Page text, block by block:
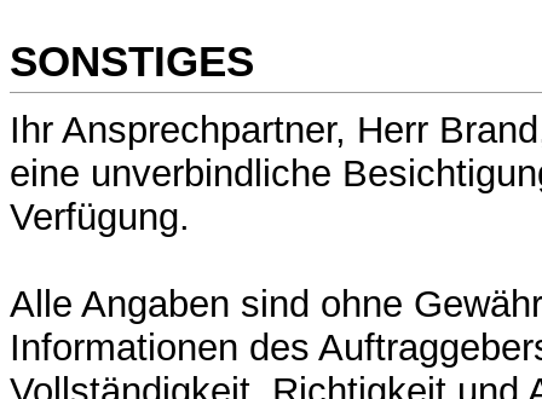
SONSTIGES
Ihr Ansprechpartner, Herr
eine unverbindliche
Verfügung.
Alle Angaben sind ohne
Informationen des